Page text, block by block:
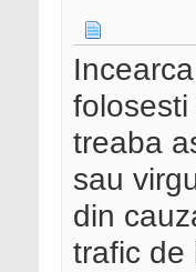
treaba
sau
din
trafic de